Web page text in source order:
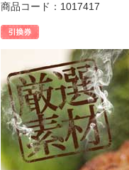
商品コード：1017417